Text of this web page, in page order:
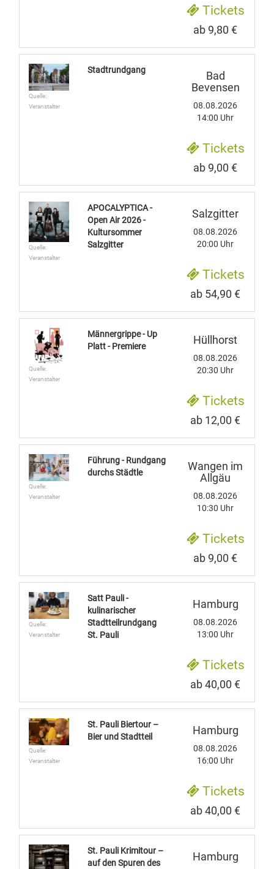
Tickets
ab 9,80 €
Quelle:
Veranstalter
Stadtrundgang
Bad
Bevensen
08.08.2026
14:00 Uhr
Tickets
ab 9,00 €
Quelle:
Veranstalter
APOCALYPTICA -
Open Air 2026 -
Kultursommer
Salzgitter
Salzgitter
08.08.2026
20:00 Uhr
Tickets
ab 54,90 €
Quelle:
Veranstalter
Männergrippe - Up
Platt - Premiere
Hüllhorst
08.08.2026
20:30 Uhr
Tickets
ab 12,00 €
Quelle:
Veranstalter
Führung - Rundgang
durchs Städtle
Wangen im
Allgäu
08.08.2026
10:30 Uhr
Tickets
ab 9,00 €
Quelle:
Veranstalter
Satt Pauli -
kulinarischer
Stadtteilrundgang
St. Pauli
Hamburg
08.08.2026
13:00 Uhr
Tickets
ab 40,00 €
Quelle:
Veranstalter
St. Pauli Biertour –
Bier und Stadtteil
Hamburg
08.08.2026
16:00 Uhr
Tickets
ab 40,00 €
St. Pauli Krimitour –
auf den Spuren des
Hamburg